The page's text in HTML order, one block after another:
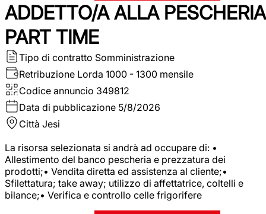
ADDETTO/A ALLA PESCHERIA
PART TIME
Tipo di contratto Somministrazione
Retribuzione Lorda 1000 - 1300 mensile
Codice annuncio 349812
Data di pubblicazione 5/8/2026
Città Jesi
La risorsa selezionata si andrà ad occupare di: •
Allestimento del banco pescheria e prezzatura dei
prodotti;• Vendita diretta ed assistenza al cliente;•
Sfilettatura; take away; utilizzo di affettatrice, coltelli e
bilance;• Verifica e controllo celle frigorifere